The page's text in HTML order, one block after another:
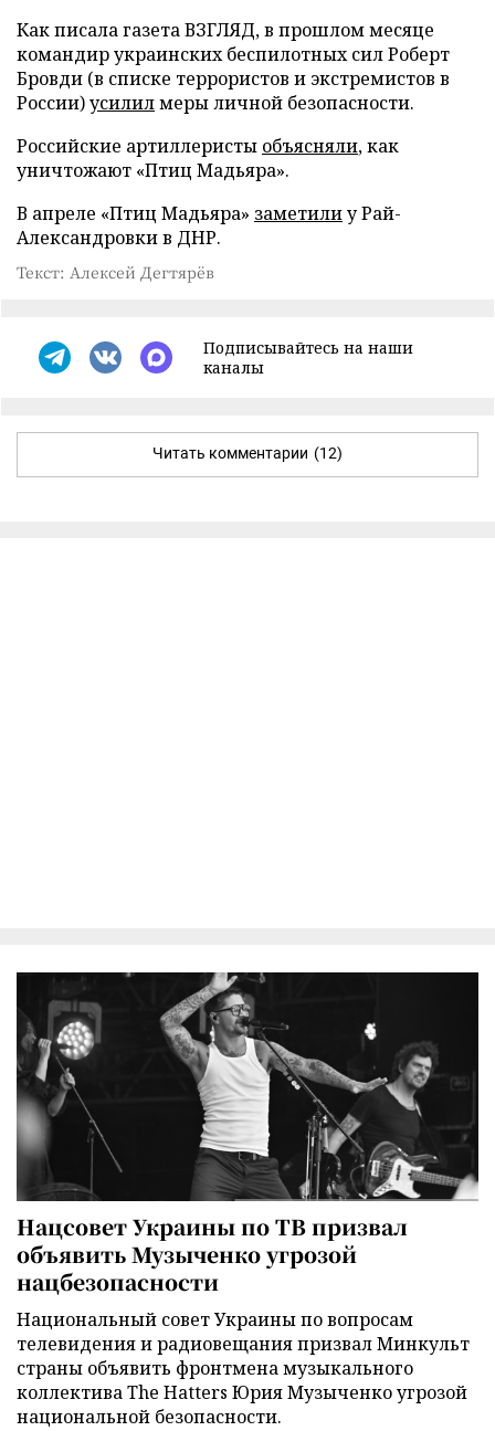
Как писала газета ВЗГЛЯД, в прошлом месяце
командир украинских беспилотных сил Роберт
Бровди (в списке террористов и экстремистов в
России)усилилмеры личной безопасности.
Российские артиллеристы объясняли, как
уничтожают «Птиц Мадьяра».
В апреле «Птиц Мадьяра» заметилиу Рай-
Александровки в ДНР.
Текст: Алексей Дегтярёв
Подписывайтесь на наши
каналы
Читать комментарии (12)
Нацсовет Украины по ТВ призвал
объявить Музыченко угрозой
нацбезопасности
Национальный совет Украины по вопросам
телевидения и радиовещания призвал Минкульт
страны объявить фронтмена музыкального
коллектива The Hatters Юрия Музыченко угрозой
национальной безопасности.